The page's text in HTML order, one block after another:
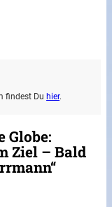
findest Du hier.
Globe:
Ziel – Bald